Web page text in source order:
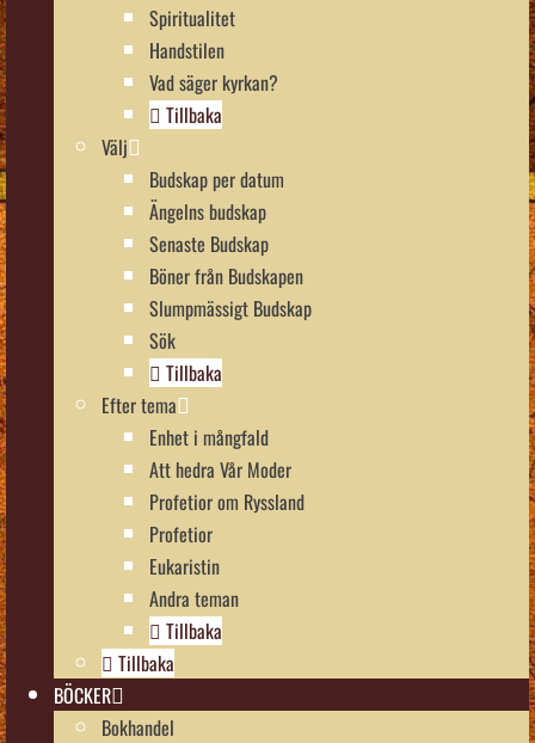
Spiritualitet
Handstilen
Vad säger kyrkan?
Tillbaka
Välj
Budskap per datum
Ängelns budskap
Senaste Budskap
Böner från Budskapen
Slumpmässigt Budskap
Sök
Tillbaka
Efter tema
Enhet i mångfald
Att hedra Vår Moder
Profetior om Ryssland
Profetior
Eukaristin
Andra teman
Tillbaka
Tillbaka
BÖCKER
Bokhandel